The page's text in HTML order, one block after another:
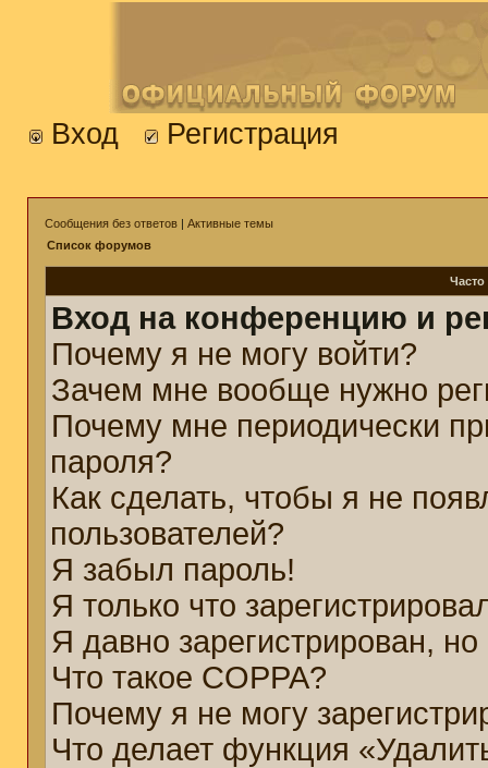
Вход Регистрация
Сообщения без ответов | Активные темы
Список форумов
Вход на конференцию и
Почему я не могу войти?
Зачем мне вообще нужно
Почему мне периодически
пароля?
Как сделать, чтобы я не
пользователей?
Я забыл пароль!
Я только что
Я давно зарегистрирован,
Что такое COPPA?
Почему я не могу
Что делает функция